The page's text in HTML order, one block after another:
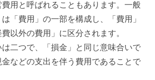
費用と呼ばれることもあります。一般
「費用」の一部を構成し、「費用」
以外の費用」に区分されます。
は二つで、「損金」と同じ意味合いで
などの支出を伴う費用であることで